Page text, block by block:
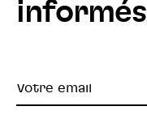
informés
Votre